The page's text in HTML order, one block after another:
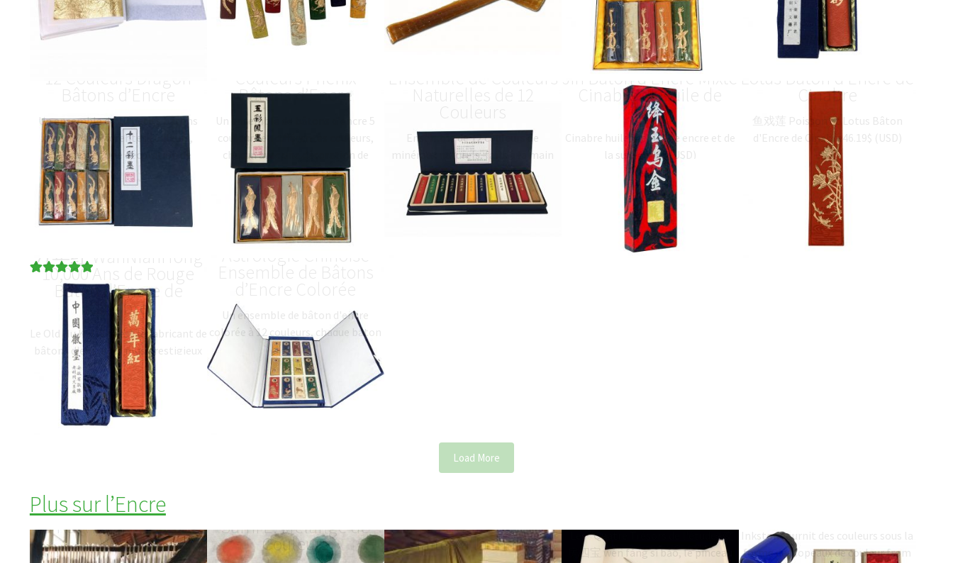
feuilles d'or pour…
pour la…17.48 )
Un ensemble de 12 petits bâtons
d'encre de différentes couleurs,
chacun avec une décoration de
dragon. Ces couleurs comprennent:
4 nuances différentes de bleu, vert,
…59.66
Bâtons d’Encre
Un ensemble de bâtons d'encre 5
couleurs en différentes couleurs,
chacun avec une décoration de
phénix. Cinq couleurs: bleu, rouge,
blanc, orange, vert.28.53$ (USD
Naturelles de 12
Ensemble de 12 couleurs de
minéraux naturels, faits à la main
par l'atelier d'encre Old Hu Kai Wen.
La boîte contient les 12 couleurs
les…122.10$(USD)
降玉乌金 Jiang Yu Wu
Jin Bâton d’Encre Mixte
Cinabre et Huile de
Suie
Cinabre huile mélangée encre et de
la suie.46.05$(USD
鱼戏莲 Poisson et
Cinabre
鱼戏莲 Poisson et Lotus Bâton
d'Encre de Cinabre
5.00sur
万年红 WanNianHong
10,000 Ans de Rouge
Bâton d’Encre de
Cinabre
Le Old Hu Kai Wen est le fabricant de
bâtons d'encre les plus prestigieux
en Chine. L'ancien Old Hu Kai Wen
fabrique de l'encre de… 23.59
彩色十二生肖 12
Ensemble de Bâtons
Un ensemble de bâton d'encre
colorée à 12 couleurs, chaque bâton
d'encre montre un animal différent
du zodiaque chinois avec son nom
dans l'écriture
traditionnelle…105.29$(USD
Load More
Plus sur l’Encre
Visite à l’Usine de Vieux
Hu Kai Wen (Old Hu Kai
Wen)
Sumi E: Mélange de
Couleurs
encres traditionnelles
faites à la main
Les "Quatre Trésors de l'étude" 文
房四宝 wén fáng sì bǎo, le pinceau
Inkston fournit des couleurs sous la
forme de: Copeaux de couleur from